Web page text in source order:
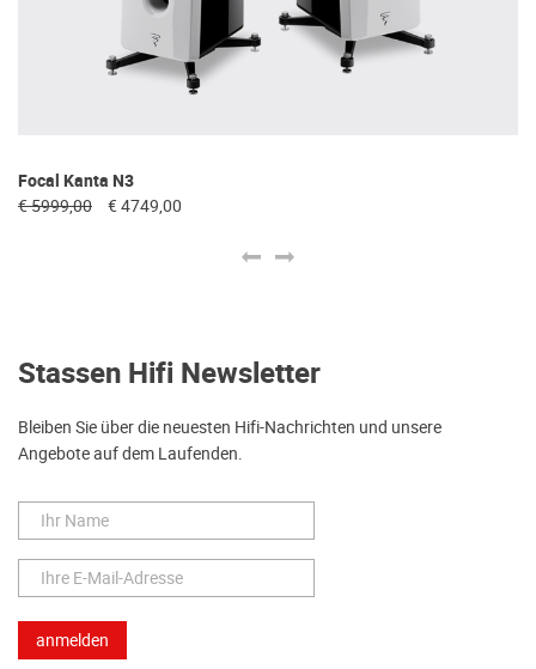
Focal Kanta N3
€ 5999,00 € 4749,00
Stassen Hifi Newsletter
Bleiben Sie über die neuesten Hifi-Nachrichten und unsere
Angebote auf dem Laufenden.